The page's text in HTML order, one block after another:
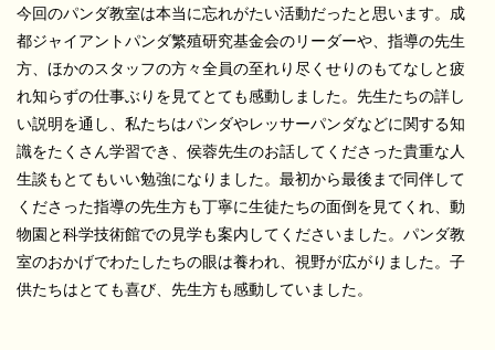
今回のパンダ教室は本当に忘れがたい活動だったと思います。成
都ジャイアントパンダ繁殖研究基金会のリーダーや、指導の先生
方、ほかのスタッフの方々全員の至れり尽くせりのもてなしと疲
れ知らずの仕事ぶりを見てとても感動しました。先生たちの詳し
い説明を通し、私たちはパンダやレッサーパンダなどに関する知
識をたくさん学習でき、侯蓉先生のお話してくださった貴重な人
生談もとてもいい勉強になりました。最初から最後まで同伴して
くださった指導の先生方も丁寧に生徒たちの面倒を見てくれ、動
物園と科学技術館での見学も案内してくださいました。パンダ教
室のおかげでわたしたちの眼は養われ、視野が広がりました。子
供たちはとても喜び、先生方も感動していました。